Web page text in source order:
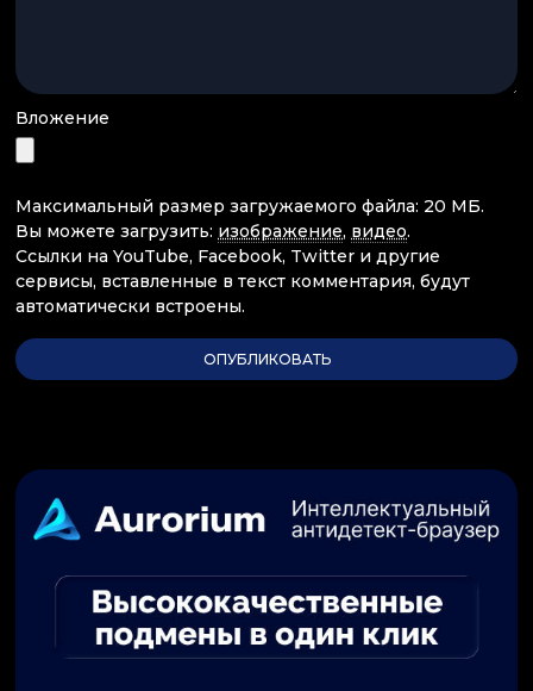
Вложение
Максимальный размер загружаемого файла: 20 МБ.
Вы можете загрузить: изображение, видео.
Ссылки на YouTube, Facebook, Twitter и другие
сервисы, вставленные в текст комментария, будут
автоматически встроены.